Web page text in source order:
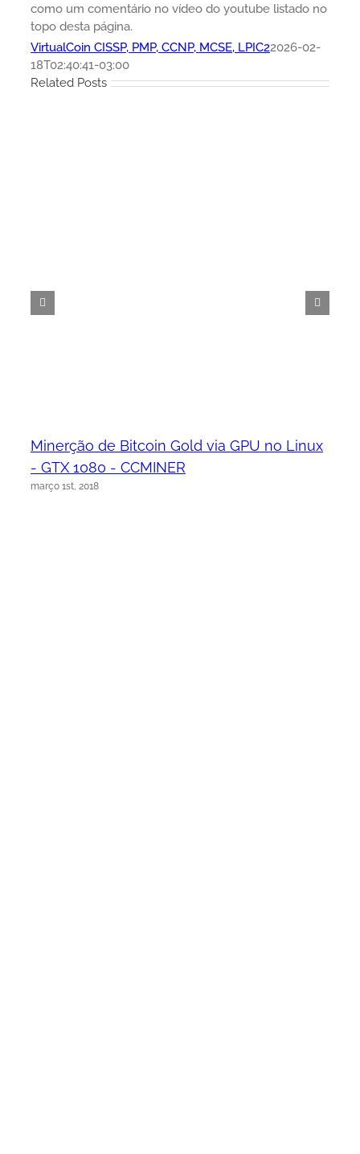
como um comentário no vídeo do youtube listado no
topo desta página.
VirtualCoin CISSP, PMP, CCNP, MCSE, LPIC22026-02-
18T02:40:41-03:00
Related Posts
Minerção de Bitcoin Gold via GPU no Linux
- GTX 1080 - CCMINER
março 1st, 2018